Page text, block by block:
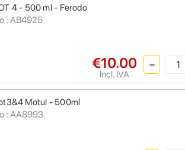
4 - 500 ml - Ferodo
: AB4925
€10.00
Incl. IVA
Motul - 500ml
: AA8993